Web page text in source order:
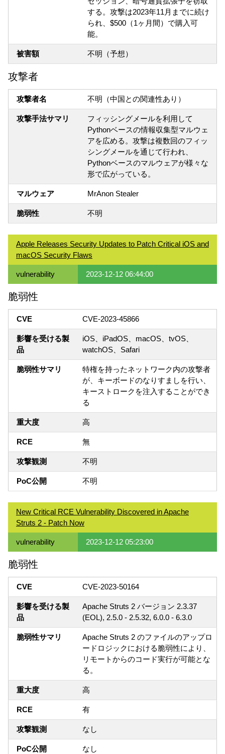
する。攻撃は2023年11月までに続け
られ、$500（1ヶ月間）で購入可
能。
被害額 不明（予想）
攻撃者
攻撃者名 不明（中国との関連性あり）
攻撃手法サマリ
フィッシングメールを利用して
Pythonベースの情報収集型マルウェ
アを広める。攻撃は複数回のフィッ
シングメールを通じて行われ、
Pythonベースのマルウェアが様々な
形で広がっている。
マルウェア MrAnon Stealer
脆弱性 不明
Apple Releases Security Updates to Patch Critical iOS and
macOS Security Flaws
vulnerability 2023-12-12 06:44:00
脆弱性
CVE CVE-2023-45866
影響を受ける製
品
iOS、iPadOS、macOS、tvOS、
watchOS、Safari
脆弱性サマリ
特権を持ったネットワーク内の攻撃者
が、キーボードのなりすましを行い、
キーストロークを注入することができ
る
重大度 高
RCE 無
攻撃観測 不明
PoC公開 不明
New Critical RCE Vulnerability Discovered in Apache
Struts 2 - Patch Now
vulnerability 2023-12-12 05:23:00
脆弱性
CVE CVE-2023-50164
影響を受ける製
品
Apache Struts 2 バージョン 2.3.37
(EOL), 2.5.0 - 2.5.32, 6.0.0 - 6.3.0
脆弱性サマリ
Apache Struts 2 のファイルのアップロ
ードロジックにおける脆弱性により、
リモートからのコード実行が可能とな
る。
重大度 高
RCE 有
攻撃観測 なし
PoC公開 なし